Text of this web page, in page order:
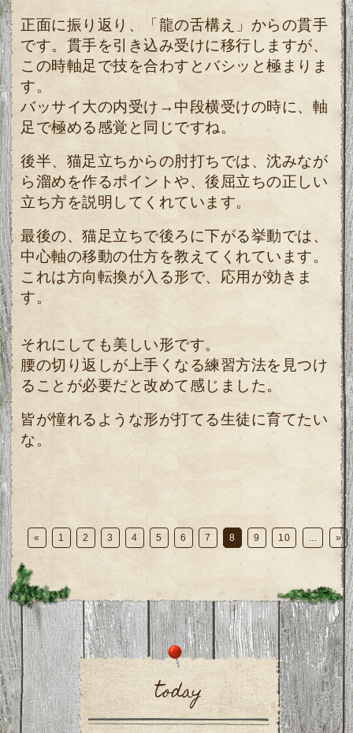
正面に振り返り、「龍の舌構え」からの貫手
です。貫手を引き込み受けに移行しますが、
この時軸足で技を合わすとバシッと極まりま
す。
バッサイ大の内受け→中段横受けの時に、軸
足で極める感覚と同じですね。
後半、猫足立ちからの肘打ちでは、沈みなが
ら溜めを作るポイントや、後屈立ちの正しい
立ち方を説明してくれています。
最後の、猫足立ちで後ろに下がる挙動では、
中心軸の移動の仕方を教えてくれています。
これは方向転換が入る形で、応用が効きま
す。
それにしても美しい形です。
腰の切り返しが上手くなる練習方法を見つけ
ることが必要だと改めて感じました。
皆が憧れるような形が打てる生徒に育てたい
な。
« 1 2 3 4 5 6 7 8 9 10 ... »
today